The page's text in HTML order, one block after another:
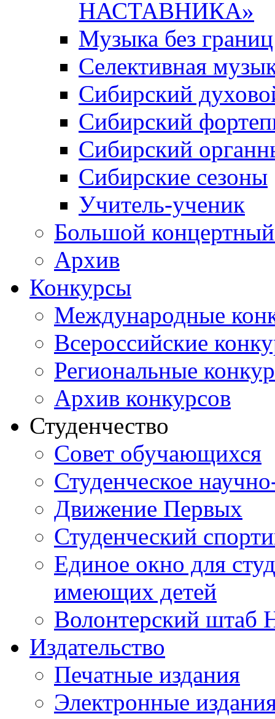
НАСТАВНИКА»
Музыка без границ
Селективная
Сибирский
Сибирский
Сибирский
Сибирские сезоны
Учитель-ученик
Большой концертный
Архив
Конкурсы
Международные
Всероссийские
Региональные
Архив конкурсов
Студенчество
Совет обучающихся
Студенческое
Движение Первых
Студенческий
Единое окно для
имеющих детей
Волонтерский штаб
Издательство
Печатные издания
Электронные